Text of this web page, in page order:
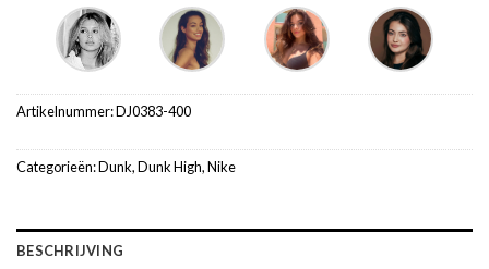
Artikelnummer:DJ0383-400
Categorieën:Dunk,Dunk High,Nike
BESCHRIJVING